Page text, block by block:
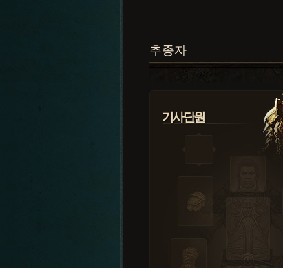
추종자
기사단원